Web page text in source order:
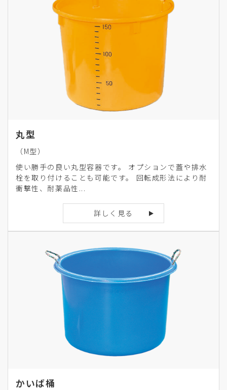
丸型
（M型）
使い勝手の良い丸型容器です。 オプションで蓋や排水
栓を取り付けることも可能です。 回転成形法により耐
衝撃性、耐薬品性...
詳しく見る
かいば桶